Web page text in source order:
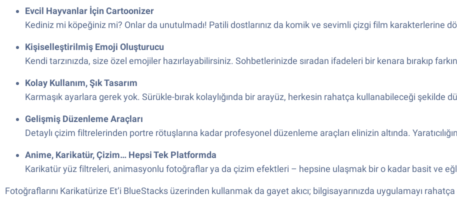
Evcil Hayvanlar İçin Cartoonizer
Kediniz mi köpeğiniz mi? Onlar da unutulmadı! Patili dostlarınız da komik ve sevimli çizgi film karakterlerine
Kişiselleştirilmiş Emoji Oluşturucu
Kendi tarzınızda, size özel emojiler hazırlayabilirsiniz. Sohbetlerinizde sıradan ifadeleri bir kenara bırakıp
Kolay Kullanım, Şık Tasarım
Karmaşık ayarlara gerek yok. Sürükle-bırak kolaylığında bir arayüz, herkesin rahatça kullanabileceği şekilde
Gelişmiş Düzenleme Araçları
Detaylı çizim filtrelerinden portre rötuşlarına kadar profesyonel düzenleme araçları elinizin altında.
Anime, Karikatür, Çizim… Hepsi Tek Platformda
Karikatür yüz filtreleri, animasyonlu fotoğraflar ya da çizim efektleri – hepsine ulaşmak bir o kadar basit ve
Fotoğraflarını Karikatürize Et’i BlueStacks üzerinden kullanmak da gayet akıcı; bilgisayarınızda uygulamayı